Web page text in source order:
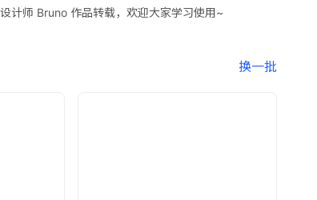
计师 Bruno 作品转载，欢迎大家学习使用~
换一批